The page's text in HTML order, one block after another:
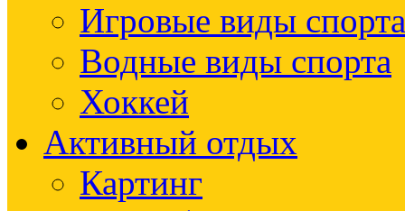
Игровые виды спорта
Водные виды спорта
Хоккей
Активный отдых
Картинг